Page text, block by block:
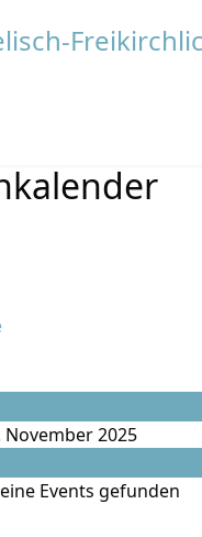
November 2025
Events gefunden